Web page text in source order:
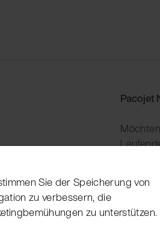
Pacojet
Sie der Speicherung von
zu verbessern, die
zu unterstützen.